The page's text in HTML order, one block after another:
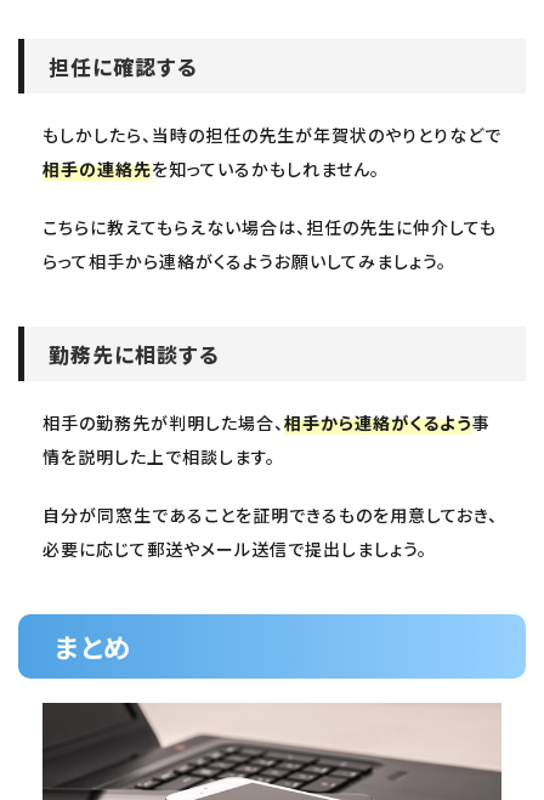
担任に確認する
もしかしたら、当時の担任の先生が年賀状のやりとりなどで
相手の連絡先を知っているかもしれません。
こちらに教えてもらえない場合は、担任の先生に仲介しても
らって相手から連絡がくるようお願いしてみましょう。
勤務先に相談する
相手の勤務先が判明した場合、 相手から連絡がくるよう事
情を説明した上で相談します。
自分が同窓生であることを証明できるものを用意しておき、
必要に応じて郵送やメール送信で提出しましょう。
まとめ